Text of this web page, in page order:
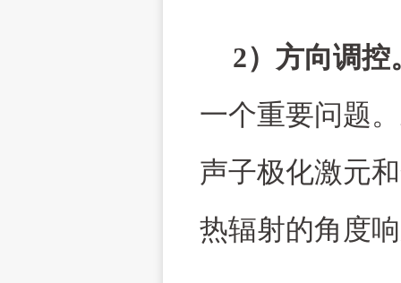
2）方向调控
一个重要问题
声子极化激元
热辐射的角度